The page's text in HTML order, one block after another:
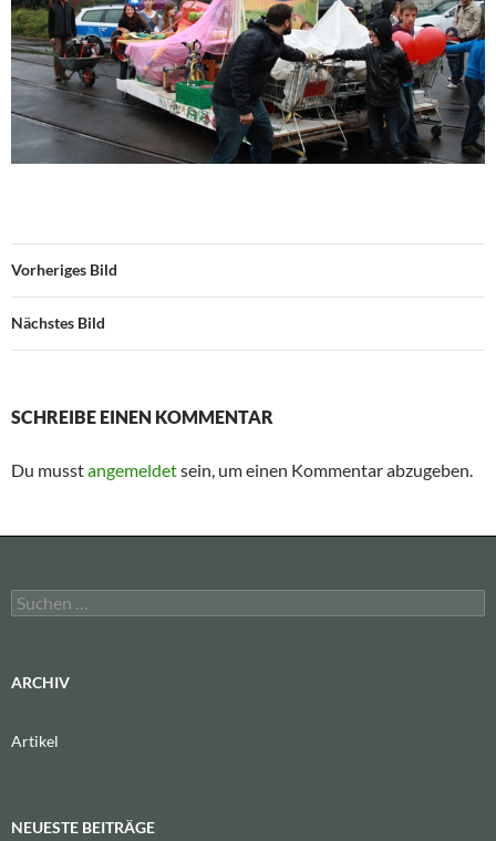
Vorheriges Bild
Nächstes Bild
SCHREIBE EINEN KOMMENTAR
Du musstangemeldetsein, um einen Kommentar abzugeben.
Suchen
nach:
ARCHIV
Artikel
NEUESTE BEITRÄGE